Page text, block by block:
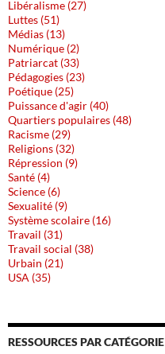
Libéralisme (27)
Luttes (51)
Médias (13)
Numérique (2)
Patriarcat (33)
Pédagogies (23)
Poétique (25)
Puissance d'agir (40)
Quartiers populaires (48)
Racisme (29)
Religions (32)
Répression (9)
Santé (4)
Science (6)
Sexualité (9)
Système scolaire (16)
Travail (31)
Travail social (38)
Urbain (21)
USA (35)
RESSOURCES PAR CATÉGORIE